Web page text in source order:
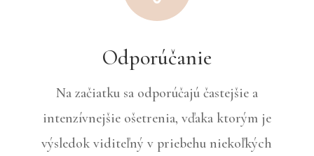
Odporúčanie
Na začiatku sa odporúčajú častejšie a
intenzívnejšie ošetrenia, vďaka ktorým je
výsledok viditeľný v priebehu niekoľkých